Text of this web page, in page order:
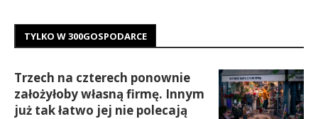
TYLKO W 300GOSPODARCE
Trzech na czterech ponownie
założyłoby własną firmę. Innym
już tak łatwo jej nie polecają